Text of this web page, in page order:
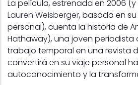
La película, estrenada en 2006
Lauren Weisberger, basada en
personal), cuenta la historia de
Hathaway), una joven periodista
trabajo temporal en una revista
convertirá en su viaje personal
autoconocimiento y la